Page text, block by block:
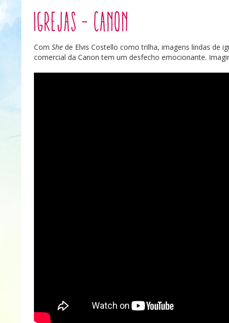
Igrejas – Canon
Com She de Elvis Costello como trilha, imagens lindas de
comercial da Canon tem um desfecho emocionante.